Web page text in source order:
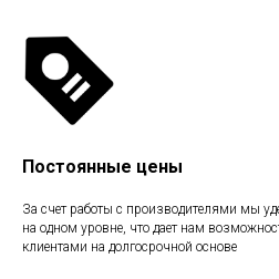
Постоянные цены
За счет работы с производителями мы
на одном уровне, что дает нам
клиентами на долгосрочной основе